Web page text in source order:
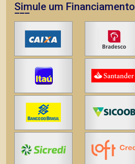
Simule um Financiamento